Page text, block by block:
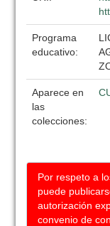
Programa
educativo:
Aparece en
las
colecciones:
Por respeto a
puede
autorización
convenio de